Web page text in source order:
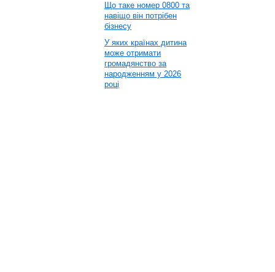
Що таке номер 0800 та
навіщо він потрібен
бізнесу
У яких країнах дитина
може отримати
громадянство за
народженням у 2026
році